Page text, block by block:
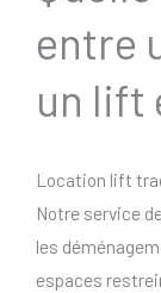
entre
un lift
Location lift
Notre service
les
espaces